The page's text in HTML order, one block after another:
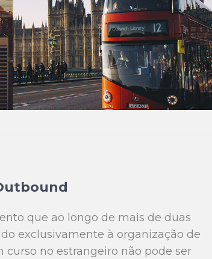
que ao longo de mais de duas
exclusivamente à organização de
curso no estrangeiro não pode ser